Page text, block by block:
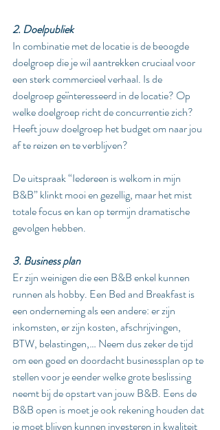
2. Doelpubliek
In combinatie met de locatie is de beoogde
doelgroep die je wil aantrekken cruciaal voor
een sterk commercieel verhaal. Is de
doelgroep geïnteresseerd in de locatie? Op
welke doelgroep richt de concurrentie zich?
Heeft jouw doelgroep het budget om naar jou
af te reizen en te verblijven?
De uitspraak “Iedereen is welkom in mijn
B&B” klinkt mooi en gezellig, maar het mist
totale focus en kan op termijn dramatische
gevolgen hebben.
3. Business plan
Er zijn weinigen die een B&B enkel kunnen
runnen als hobby. Een Bed and Breakfast is
een onderneming als een andere: er zijn
inkomsten, er zijn kosten, afschrijvingen,
BTW, belastingen,… Neem dus zeker de tijd
om een goed en doordacht businessplan op te
stellen voor je eender welke grote beslissing
neemt bij de opstart van jouw B&B. Eens de
B&B open is moet je ook rekening houden dat
je moet blijven kunnen investeren in kwaliteit